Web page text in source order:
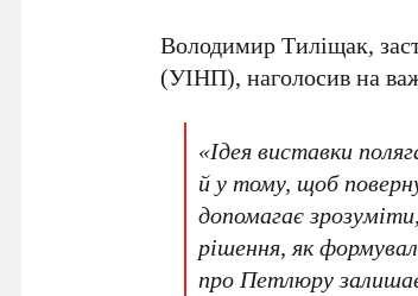
Володимир Тиліщак,
(УІНП), наголосив на
«Ідея виставки
й у тому, щоб
допомагає
рішення, як
про Петлюру